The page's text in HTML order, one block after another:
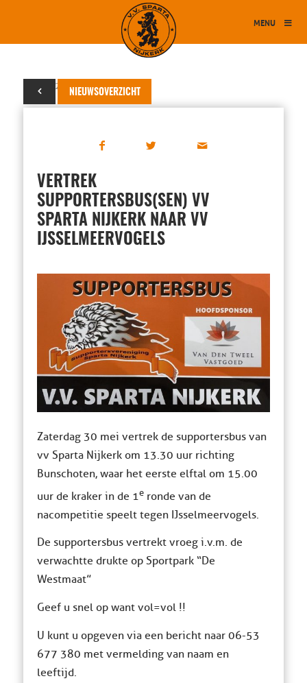
MENU
NIEUWSOVERZICHT
26 mei 2026
VERTREK
SUPPORTERSBUS(SEN) VV
SPARTA NIJKERK NAAR VV
IJSSELMEERVOGELS
Zaterdag 30 mei vertrek de supportersbus van
vv Sparta Nijkerk om 13.30 uur richting
Bunschoten, waar het eerste elftal om 15.00
uur de kraker in de 1eronde van de
nacompetitie speelt tegen IJsselmeervogels.
De supportersbus vertrekt vroeg i.v.m. de
verwachtte drukte op Sportpark “De
Westmaat”
Geef u snel op want vol=vol !!
U kunt u opgeven via een bericht naar 06-53
677 380 met vermelding van naam en
leeftijd.